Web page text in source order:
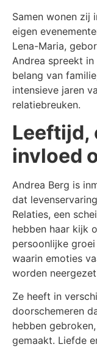
Samen wonen zij
eigen
Lena-Maria,
Andrea spreekt
belang van
intensieve jaren
relatiebreuken.
Leeftijd,
invloed
Andrea Berg is
dat
Relaties, een
hebben haar kijk
persoonlijke
waarin emoties
worden
Ze heeft in
doorschemeren
hebben
gemaakt. Liefde